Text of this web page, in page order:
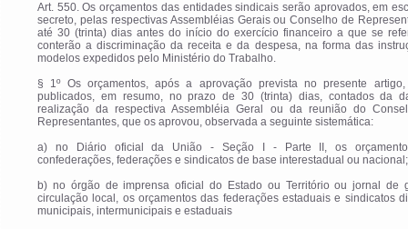
Art. 550. Os orçamentos das entidades sindicais serão aprovados, em
secreto, pelas respectivas Assembléias Gerais ou Conselho de
até 30 (trinta) dias antes do início do exercício financeiro a que se
conterão a discriminação da receita e da despesa, na forma das
modelos expedidos pelo Ministério do Trabalho.
§ 1º Os orçamentos, após a aprovação prevista no presente
publicados, em resumo, no prazo de 30 (trinta) dias, contados da
realização da respectiva Assembléia Geral ou da reunião do
Representantes, que os aprovou, observada a seguinte sistemática:
a) no Diário oficial da União - Seção I - Parte II, os
confederações, federações e sindicatos de base interestadual ou nacional;
b) no órgão de imprensa oficial do Estado ou Território ou jornal de
circulação local, os orçamentos das federações estaduais e sindicatos
municipais, intermunicipais e estaduais